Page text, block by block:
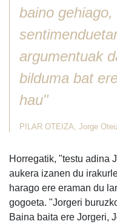
baino
argumentuak
bilduma bat
hau"
PILAR OTEIZA, Jorge
Horregatik, "testu adina
aukera izanen du
harago ere eraman du
gogoeta. "Jorgeri
Baina baita ere Jorgeri,